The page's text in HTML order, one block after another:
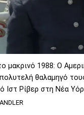
μακρινό 1988: Ο
θαλαμηγό
Ιστ Ρίβερ στη Νέα